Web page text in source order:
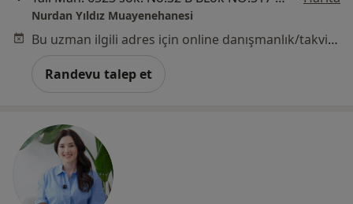
Nurdan Yıldız Muayenehanesi
Bu uzman ilgili adres için online danışmanlık/takvim sunmuyor.
Randevu talep et